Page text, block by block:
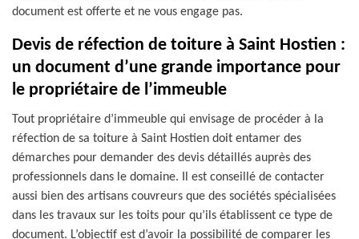
document est offerte et ne vous engage pas.
Devis de réfection de toiture à Saint Hostien :
un document d’une grande importance pour
le propriétaire de l’immeuble
Tout propriétaire d’immeuble qui envisage de procéder à la
réfection de sa toiture à Saint Hostien doit entamer des
démarches pour demander des devis détaillés auprès des
professionnels dans le domaine. Il est conseillé de contacter
aussi bien des artisans couvreurs que des sociétés spécialisées
dans les travaux sur les toits pour qu’ils établissent ce type de
document. L’objectif est d’avoir la possibilité de comparer les